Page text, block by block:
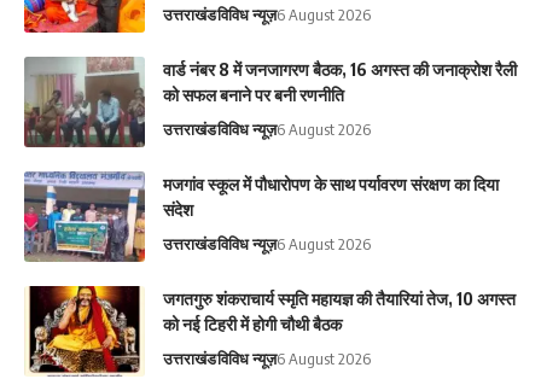
उत्तराखंडविविध न्यूज़6 August 2026
वार्ड नंबर 8 में जनजागरण बैठक, 16 अगस्त की जनाक्रोश रैली
को सफल बनाने पर बनी रणनीति
उत्तराखंडविविध न्यूज़6 August 2026
मजगांव स्कूल में पौधारोपण के साथ पर्यावरण संरक्षण का दिया
संदेश
उत्तराखंडविविध न्यूज़6 August 2026
जगतगुरु शंकराचार्य स्मृति महायज्ञ की तैयारियां तेज, 10 अगस्त
को नई टिहरी में होगी चौथी बैठक
उत्तराखंडविविध न्यूज़6 August 2026